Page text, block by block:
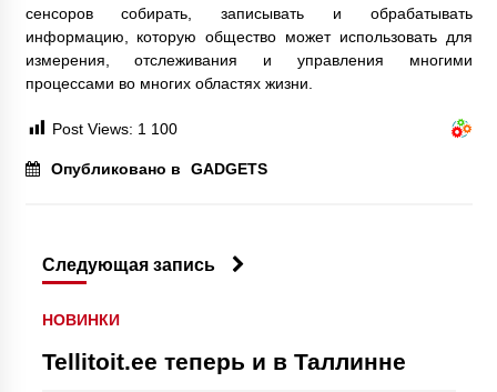
сенсоров собирать, записывать и обрабатывать
информацию, которую общество может использовать для
измерения, отслеживания и управления многими
процессами во многих областях жизни.
Post Views: 1 100
Опубликовано в GADGETS
Следующая запись
НОВИНКИ
Tellitoit.ee теперь и в Таллинне